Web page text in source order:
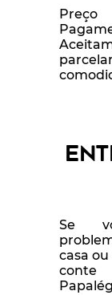
Se
casa
conte